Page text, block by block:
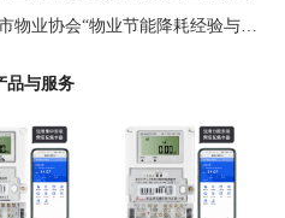
物业协会“物业节能降耗经验与路径
品与服务